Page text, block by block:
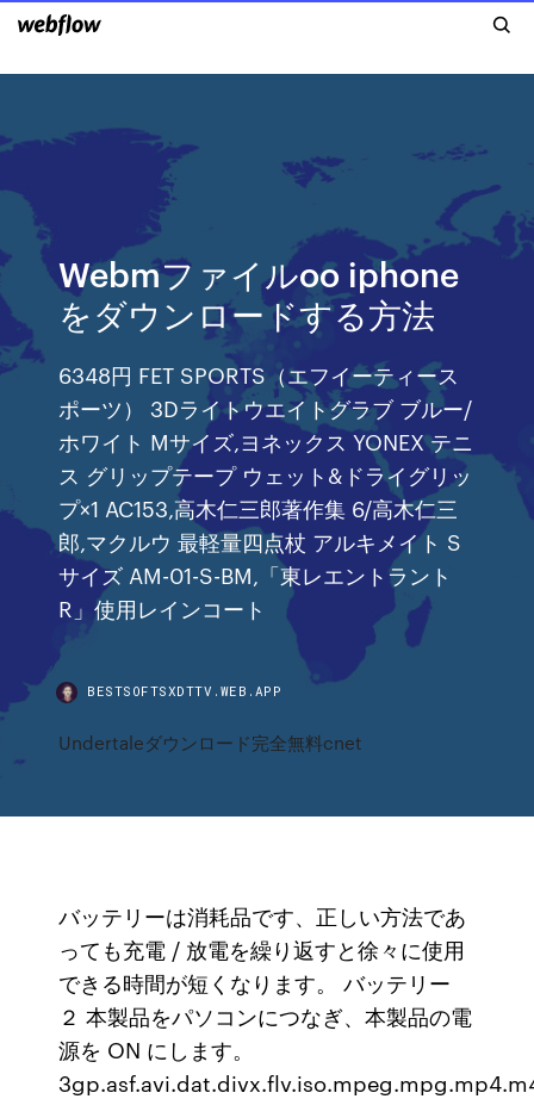
Webmファイルoo iphone
をダウンロードする方法
6348円 FET SPORTS（エフイーティース
ポーツ） 3Dライトウエイトグラブ ブルー/
ホワイト Mサイズ,ヨネックス YONEX テニ
ス グリップテープ ウェット&ドライグリッ
プ×1 AC153,高木仁三郎著作集 6/高木仁三
郎,マクルウ 最軽量四点杖 アルキメイト S
サイズ AM-01-S-BM,「東レエントラント
R」使用レインコート
BESTSOFTSXDTTV.WEB.APP
Undertaleダウンロード完全無料cnet
バッテリーは消耗品です、正しい方法であ
っても充電 / 放電を繰り返すと徐々に使用
できる時間が短くなります。 バッテリー
２ 本製品をパソコンにつなぎ、本製品の電
源を ON にします。